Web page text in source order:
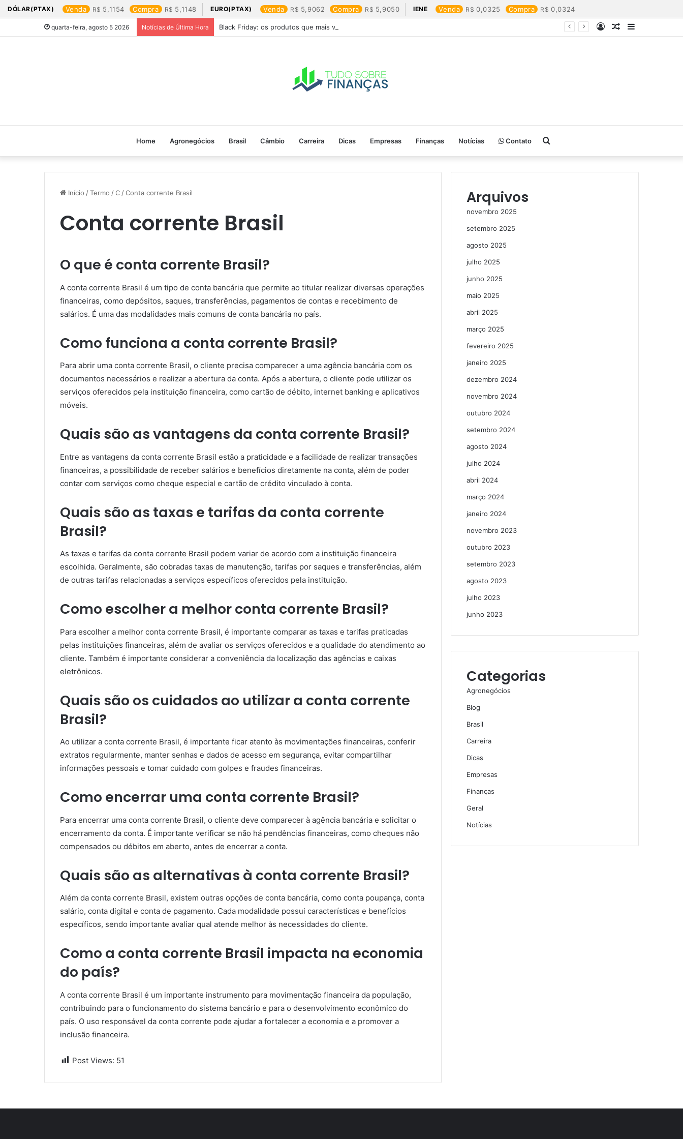
DÓLAR(PTAX) Venda 5,1154 Compra 5,1148 EURO(PTAX) Venda 5,9062 Compra 5,9050 IENE Venda 0,0325 Compra 0,0324
quarta-feira, agosto 5 2026 Notícias de Última Hora Black Friday: os produtos que mais valem a pena
Barra
Artigo
Entrar
Home Agronegócios Brasil Câmbio Carreira Dicas Empresas Finanças Notícias Contato Procurar
por
Início /Termo /C /Conta corrente Brasil
Conta corrente Brasil
O que é conta corrente Brasil?
A conta corrente Brasil é um tipo de conta bancária que permite ao titular realizar diversas operações
financeiras, como depósitos, saques, transferências, pagamentos de contas e recebimento de
salários. É uma das modalidades mais comuns de conta bancária no país.
Como funciona a conta corrente Brasil?
Para abrir uma conta corrente Brasil, o cliente precisa comparecer a uma agência bancária com os
documentos necessários e realizar a abertura da conta. Após a abertura, o cliente pode utilizar os
serviços oferecidos pela instituição financeira, como cartão de débito, internet banking e aplicativos
móveis.
Quais são as vantagens da conta corrente Brasil?
Entre as vantagens da conta corrente Brasil estão a praticidade e a facilidade de realizar transações
financeiras, a possibilidade de receber salários e benefícios diretamente na conta, além de poder
contar com serviços como cheque especial e cartão de crédito vinculado à conta.
Quais são as taxas e tarifas da conta corrente
Brasil?
As taxas e tarifas da conta corrente Brasil podem variar de acordo com a instituição financeira
escolhida. Geralmente, são cobradas taxas de manutenção, tarifas por saques e transferências, além
de outras tarifas relacionadas a serviços específicos oferecidos pela instituição.
Como escolher a melhor conta corrente Brasil?
Para escolher a melhor conta corrente Brasil, é importante comparar as taxas e tarifas praticadas
pelas instituições financeiras, além de avaliar os serviços oferecidos e a qualidade do atendimento ao
cliente. Também é importante considerar a conveniência da localização das agências e caixas
eletrônicos.
Quais são os cuidados ao utilizar a conta corrente
Brasil?
Ao utilizar a conta corrente Brasil, é importante ficar atento às movimentações financeiras, conferir
extratos regularmente, manter senhas e dados de acesso em segurança, evitar compartilhar
informações pessoais e tomar cuidado com golpes e fraudes financeiras.
Como encerrar uma conta corrente Brasil?
Para encerrar uma conta corrente Brasil, o cliente deve comparecer à agência bancária e solicitar o
encerramento da conta. É importante verificar se não há pendências financeiras, como cheques não
compensados ou débitos em aberto, antes de encerrar a conta.
Quais são as alternativas à conta corrente Brasil?
Além da conta corrente Brasil, existem outras opções de conta bancária, como conta poupança, conta
salário, conta digital e conta de pagamento. Cada modalidade possui características e benefícios
específicos, sendo importante avaliar qual atende melhor às necessidades do cliente.
Como a conta corrente Brasil impacta na economia
do país?
A conta corrente Brasil é um importante instrumento para movimentação financeira da população,
contribuindo para o funcionamento do sistema bancário e para o desenvolvimento econômico do
país. O uso responsável da conta corrente pode ajudar a fortalecer a economia e a promover a
inclusão financeira.
Post Views: 51
Arquivos
novembro 2025
setembro 2025
agosto 2025
julho 2025
junho 2025
maio 2025
abril 2025
março 2025
fevereiro 2025
janeiro 2025
dezembro 2024
novembro 2024
outubro 2024
setembro 2024
agosto 2024
julho 2024
abril 2024
março 2024
janeiro 2024
novembro 2023
outubro 2023
setembro 2023
agosto 2023
julho 2023
junho 2023
Categorias
Agronegócios
Blog
Brasil
Carreira
Dicas
Empresas
Finanças
Geral
Notícias